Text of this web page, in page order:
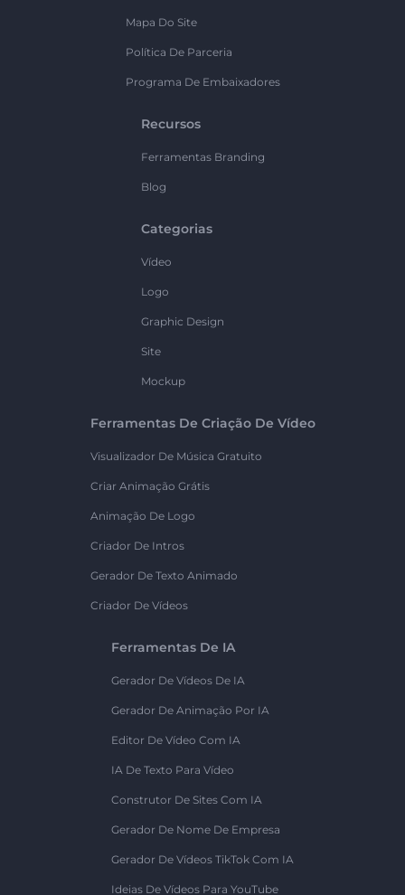
Mapa Do Site
Política De Parceria
Programa De Embaixadores
Recursos
Ferramentas Branding
Blog
Categorias
Vídeo
Logo
Graphic Design
Site
Mockup
Ferramentas De Criação De Vídeo
Visualizador De Música Gratuito
Criar Animação Grátis
Animação De Logo
Criador De Intros
Gerador De Texto Animado
Criador De Vídeos
Ferramentas De IA
Gerador De Vídeos De IA
Gerador De Animação Por IA
Editor De Vídeo Com IA
IA De Texto Para Vídeo
Construtor De Sites Com IA
Gerador De Nome De Empresa
Gerador De Vídeos TikTok Com IA
Ideias De Vídeos Para YouTube